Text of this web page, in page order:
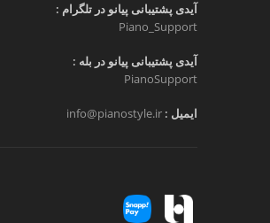
آیدی پشتیبانی پیانو در تلگرام :
Piano_Support
آیدی پشتیبانی پیانو در بله :
PianoSupport
ایمیل : info@pianostyle.ir